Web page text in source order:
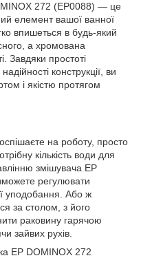
272 (EP0088) — це
елемент вашої ванної
впишеться в будь-який
а хромована
Завдяки простоті
конструкції, ви
і якістю протягом
на роботу, просто
кількість води для
змішувача EP
регулювати
уподобання. Або ж
за столом, з його
раковину гарячою
зайвих рухів.
EP DOMINOX 272